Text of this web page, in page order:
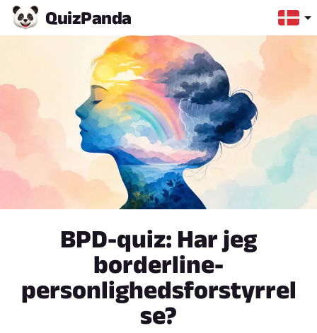
QuizPanda
BPD-quiz: Har jeg
borderline-
personlighedsforstyrrel
se?